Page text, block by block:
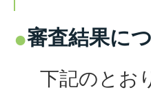
審査結果に
下記のとお